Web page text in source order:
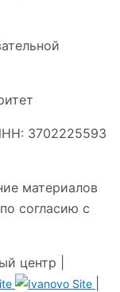
3702225593
материалов
согласию с
центр |